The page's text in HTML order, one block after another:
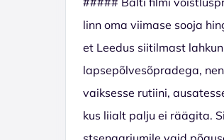
linn oma viimase sooja
et Leedus siitilmast
lapsepõlvesõpradega,
vaiksesse rutiini,
kus liialt palju ei räägita.